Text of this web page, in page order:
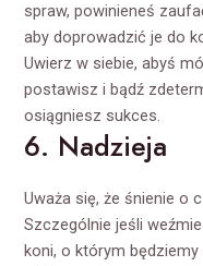
spraw, powinieneś
aby doprowadzić je do
Uwierz w siebie, abyś
postawisz i bądź
osiągniesz sukces.
6. Nadzieja
Uważa się, że śnienie o
Szczególnie jeśli
koni, o którym